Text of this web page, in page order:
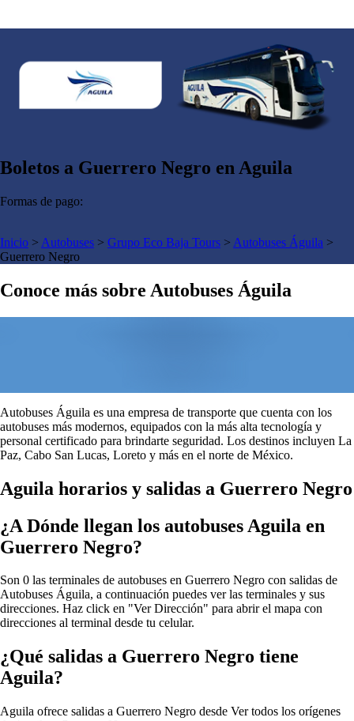
Boletos a Guerrero Negro en Aguila
Formas de pago:
Inicio > Autobuses > Grupo Eco Baja Tours > Autobuses Águila >
Guerrero Negro
Conoce más sobre Autobuses Águila
Autobuses Águila es una empresa de transporte que cuenta con los
autobuses más modernos, equipados con la más alta tecnología y
personal certificado para brindarte seguridad. Los destinos incluyen La
Paz, Cabo San Lucas, Loreto y más en el norte de México.
Aguila horarios y salidas a Guerrero Negro
¿A Dónde llegan los autobuses Aguila en
Guerrero Negro?
Son 0 las terminales de autobuses en Guerrero Negro con salidas de
Autobuses Águila, a continuación puedes ver las terminales y sus
direcciones. Haz click en "Ver Dirección" para abrir el mapa con
direcciones al terminal desde tu celular.
¿Qué salidas a Guerrero Negro tiene
Aguila?
Aguila ofrece salidas a Guerrero Negro desde Ver todos los orígenes